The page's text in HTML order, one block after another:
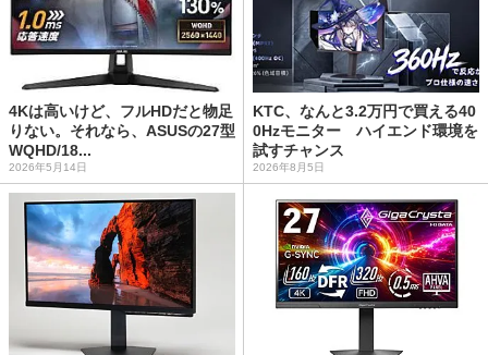
4Kは高いけど、フルHDだと物足
りない。それなら、ASUSの27型
WQHD/18...
2026年5月14日
KTC、なんと3.2万円で買える40
0Hzモニター ハイエンド環境を
試すチャンス
2026年8月5日